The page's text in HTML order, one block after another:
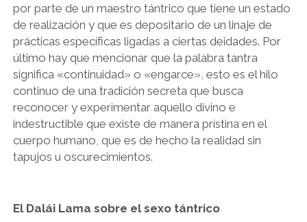
por parte de un maestro tántrico que tiene un estado
de realización y que es depositario de un linaje de
prácticas específicas ligadas a ciertas deidades. Por
último hay que mencionar que la palabra tantra
significa «continuidad» o «engarce», esto es el hilo
continuo de una tradición secreta que busca
reconocer y experimentar aquello divino e
indestructible que existe de manera prístina en el
cuerpo humano, que es de hecho la realidad sin
tapujos u oscurecimientos.
El Dalái Lama sobre el sexo tántrico